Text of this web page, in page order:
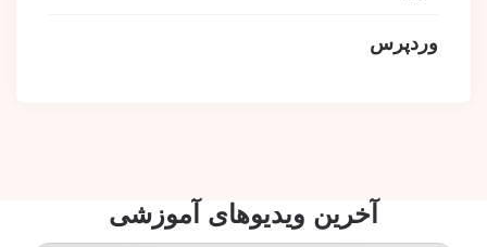
وردپرس
آخرین ویدیوهای آموزشی